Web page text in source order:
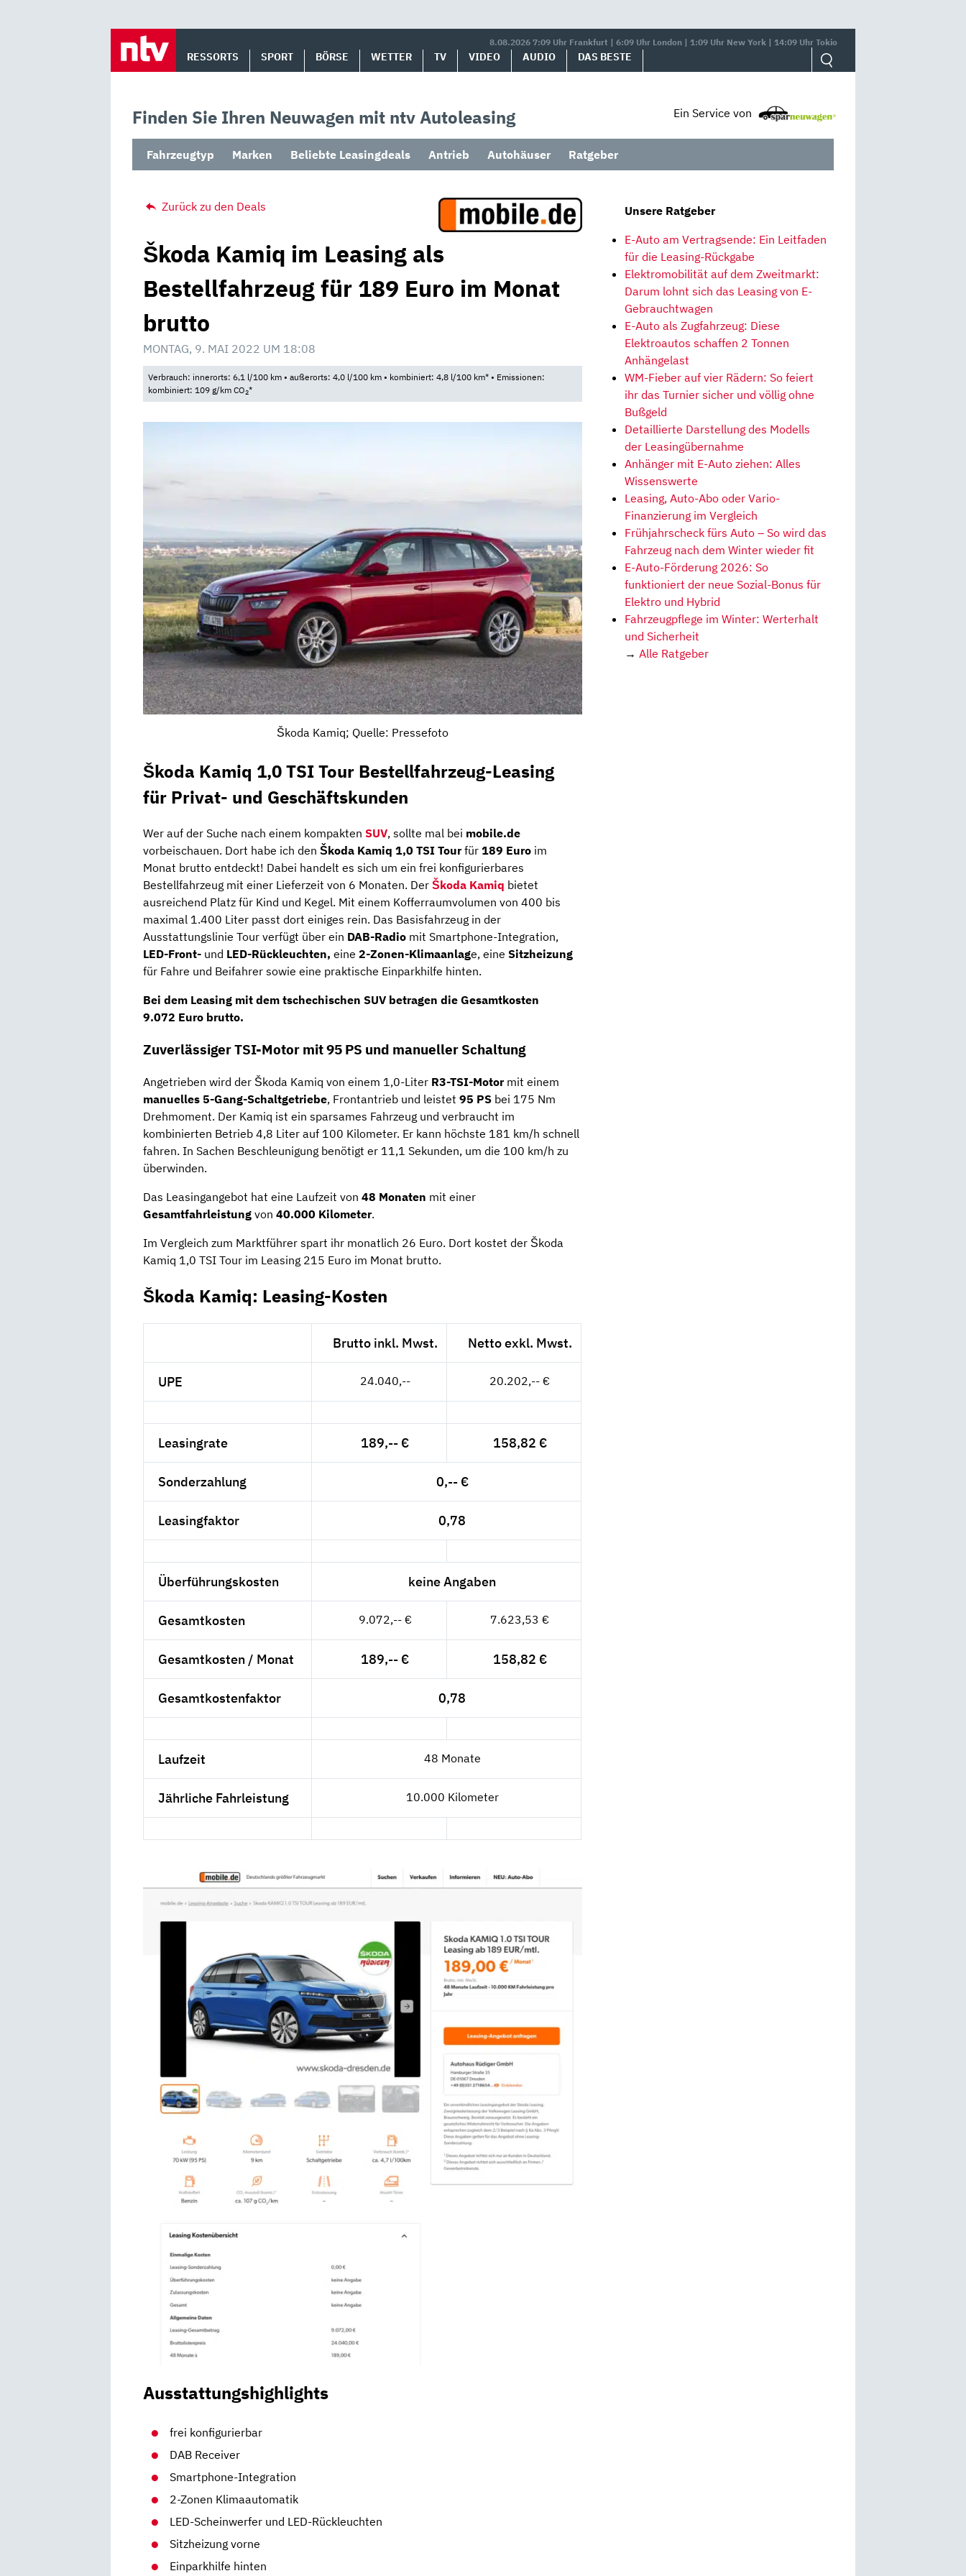
8.08.2026 7:09 Uhr Frankfurt | 6:09 Uhr London | 1:09 Uhr New York | 14:09 Uhr Tokio
RESSORTS SPORT BÖRSE WETTER TV VIDEO AUDIO DAS BESTE
Finden Sie Ihren Neuwagen mit ntv Autoleasing Ein Service von
Fahrzeugtyp Marken Beliebte Leasingdeals Antrieb Autohäuser Ratgeber
Zurück zu den Deals
Škoda Kamiq im Leasing als
Bestellfahrzeug für 189 Euro im Monat
brutto
MONTAG, 9. MAI 2022 UM 18:08
Verbrauch: innerorts: 6,1 l/100 km • außerorts: 4,0 l/100 km • kombiniert: 4,8 l/100 km* • Emissionen:
kombiniert: 109 g/km CO2*
Škoda Kamiq; Quelle: Pressefoto
Škoda Kamiq 1,0 TSI Tour Bestellfahrzeug-Leasing
für Privat- und Geschäftskunden
Wer auf der Suche nach einem kompakten SUV, sollte mal bei mobile.de
vorbeischauen. Dort habe ich den Škoda Kamiq 1,0 TSI Tourfür 189 Euro im
Monat brutto entdeckt! Dabei handelt es sich um ein frei konfigurierbares
Bestellfahrzeug mit einer Lieferzeit von 6 Monaten. Der Škoda Kamiq bietet
ausreichend Platz für Kind und Kegel. Mit einem Kofferraumvolumen von 400 bis
maximal 1.400 Liter passt dort einiges rein. Das Basisfahrzeug in der
Ausstattungslinie Tour verfügt über ein DAB-Radio mit Smartphone-Integration,
LED-Front- und LED-Rückleuchten, eine 2-Zonen-Klimaanlage, eine Sitzheizung
für Fahre und Beifahrer sowie eine praktische Einparkhilfe hinten.
Bei dem Leasing mit dem tschechischen SUV betragen die Gesamtkosten
9.072 Euro brutto.
Zuverlässiger TSI-Motor mit 95 PS und manueller Schaltung
Angetrieben wird der Škoda Kamiq von einem 1,0-Liter R3-TSI-Motormit einem
manuelles 5-Gang-Schaltgetriebe, Frontantrieb und leistet 95 PS bei 175 Nm
Drehmoment. Der Kamiq ist ein sparsames Fahrzeug und verbraucht im
kombinierten Betrieb 4,8 Liter auf 100 Kilometer. Er kann höchste 181 km/h schnell
fahren. In Sachen Beschleunigung benötigt er 11,1 Sekunden, um die 100 km/h zu
überwinden.
Das Leasingangebot hat eine Laufzeit von 48 Monaten mit einer
Gesamtfahrleistung von 40.000 Kilometer.
Im Vergleich zum Marktführer spart ihr monatlich 26 Euro. Dort kostet der Škoda
Kamiq 1,0 TSI Tour im Leasing 215 Euro im Monat brutto.
Škoda Kamiq: Leasing-Kosten
Brutto inkl. Mwst. Netto exkl. Mwst.
UPE 24.040,-- 20.202,-- €
Leasingrate 189,-- € 158,82 €
Sonderzahlung 0,-- €
Leasingfaktor 0,78
Überführungskosten keine Angaben
Gesamtkosten 9.072,-- € 7.623,53 €
Gesamtkosten / Monat 189,-- € 158,82 €
Gesamtkostenfaktor 0,78
Laufzeit 48 Monate
Jährliche Fahrleistung 10.000 Kilometer
Ausstattungshighlights
frei konfigurierbar
DAB Receiver
Smartphone-Integration
2-Zonen Klimaautomatik
LED-Scheinwerfer und LED-Rückleuchten
Sitzheizung vorne
Einparkhilfe hinten
Unsere Ratgeber
E-Auto am Vertragsende: Ein Leitfaden
für die Leasing-Rückgabe
Elektromobilität auf dem Zweitmarkt:
Darum lohnt sich das Leasing von E-
Gebrauchtwagen
E-Auto als Zugfahrzeug: Diese
Elektroautos schaffen 2 Tonnen
Anhängelast
WM-Fieber auf vier Rädern: So feiert
ihr das Turnier sicher und völlig ohne
Bußgeld
Detaillierte Darstellung des Modells
der Leasingübernahme
Anhänger mit E-Auto ziehen: Alles
Wissenswerte
Leasing, Auto-Abo oder Vario-
Finanzierung im Vergleich
Frühjahrscheck fürs Auto – So wird das
Fahrzeug nach dem Winter wieder fit
E-Auto-Förderung 2026: So
funktioniert der neue Sozial-Bonus für
Elektro und Hybrid
Fahrzeugpflege im Winter: Werterhalt
und Sicherheit
→ Alle Ratgeber